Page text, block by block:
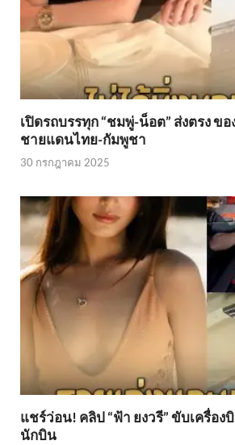
เปิดรถบรรทุก “ชมพู่-น็อต” ส่งตรง ข
ชายแดนไทย-กัมพูชา
30 กรกฎาคม 2025
แชร์ว่อน! คลิป “ฟ้า ยงวรี” ขับเครื่อง
นักบิน